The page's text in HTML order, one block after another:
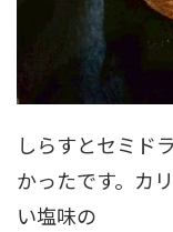
しらすとセミド
かったです。カ
い塩味の